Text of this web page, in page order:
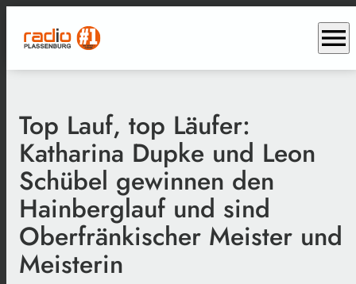
menu
Top Lauf, top Läufer:
Katharina Dupke und Leon
Schübel gewinnen den
Hainberglauf und sind
Oberfränkischer Meister und
Meisterin